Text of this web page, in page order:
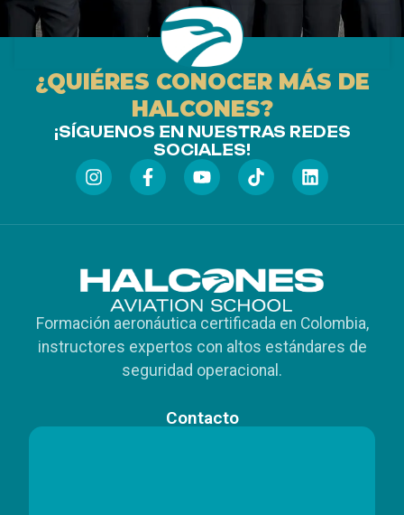
¿QUIÉRES CONOCER MÁS DE
HALCONES?
¡SÍGUENOS EN NUESTRAS REDES
SOCIALES!
Formación aeronáutica certificada en Colombia,
instructores expertos con altos estándares de
seguridad operacional.
Contacto